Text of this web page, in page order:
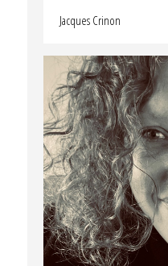
Jacques Crinon